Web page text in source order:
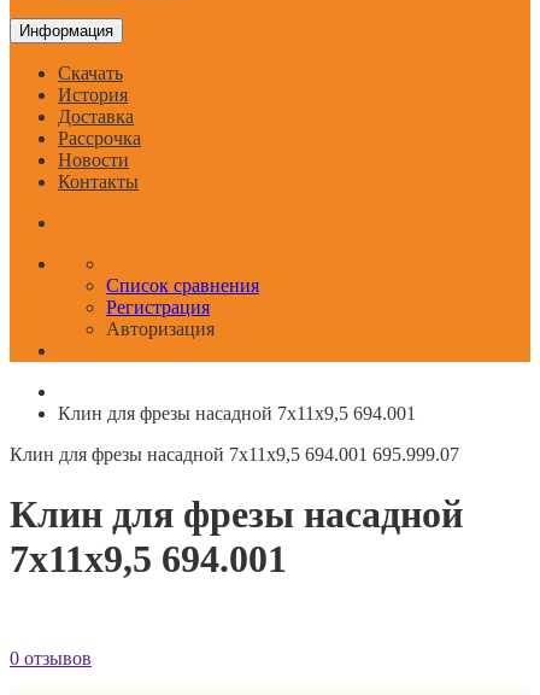
Информация
Скачать
История
Доставка
Рассрочка
Новости
Контакты
Список сравнения
Регистрация
Авторизация
Клин для фрезы насадной 7x11x9,5 694.001
Клин для фрезы насадной 7x11x9,5 694.001 695.999.07
Клин для фрезы насадной
7x11x9,5 694.001
0 отзывов